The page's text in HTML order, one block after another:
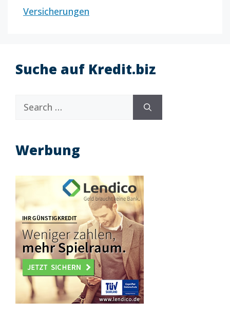
Versicherungen
Suche auf Kredit.biz
Search
for:
Werbung